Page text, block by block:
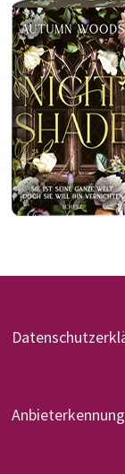
Anbieterkennung